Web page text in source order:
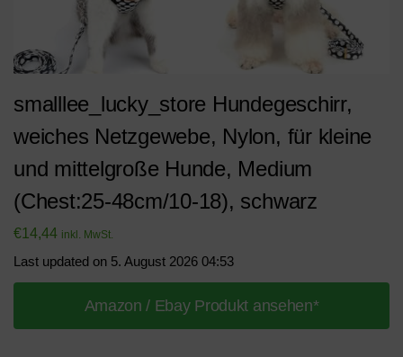
smalllee_lucky_store Hundegeschirr,
weiches Netzgewebe, Nylon, für kleine
und mittelgroße Hunde, Medium
(Chest:25-48cm/10-18), schwarz
€14,44 inkl. MwSt.
Last updated on 5. August 2026 04:53
Amazon / Ebay Produkt ansehen*